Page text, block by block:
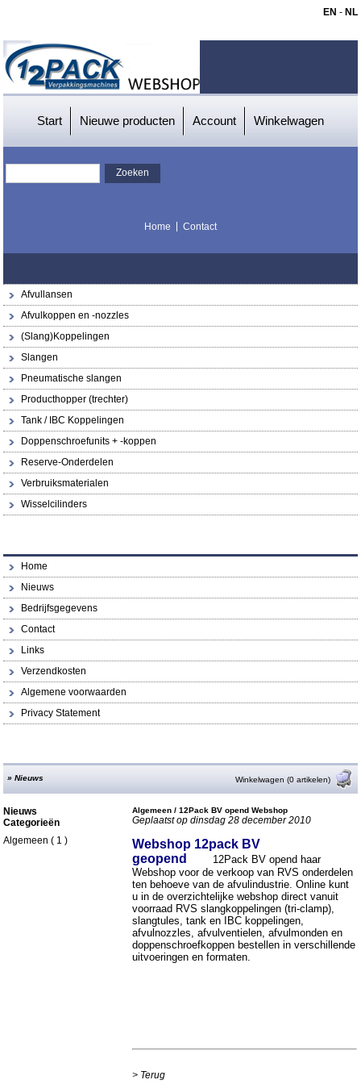
EN - NL
Start Nieuwe producten Account Winkelwagen
Home Contact
Afvullansen
Afvulkoppen en -nozzles
(Slang)Koppelingen
Slangen
Pneumatische slangen
Producthopper (trechter)
Tank / IBC Koppelingen
Doppenschroefunits + -koppen
Reserve-Onderdelen
Verbruiksmaterialen
Wisselcilinders
Home
Nieuws
Bedrijfsgegevens
Contact
Links
Verzendkosten
Algemene voorwaarden
Privacy Statement
»Nieuws Winkelwagen (0 artikelen)
Nieuws
Categorieën
Algemeen ( 1 )
Algemeen / 12Pack BV opend Webshop
Geplaatst op dinsdag 28 december 2010
Webshop 12pack BV
geopend
12Pack BV opend haar
Webshop voor de verkoop van RVS onderdelen
ten behoeve van de afvulindustrie. Online kunt
u in de overzichtelijke webshop direct vanuit
voorraad RVS slangkoppelingen (tri-clamp),
slangtules, tank en IBC koppelingen,
afvulnozzles, afvulventielen, afvulmonden en
doppenschroefkoppen bestellen in verschillende
uitvoeringen en formaten.
> Terug